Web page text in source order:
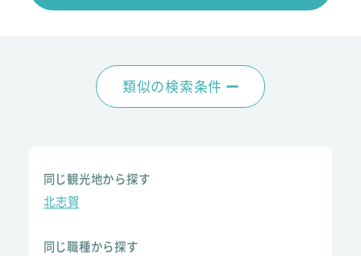
類似の検索条件
同じ観光地から探す
北志賀
同じ職種から探す